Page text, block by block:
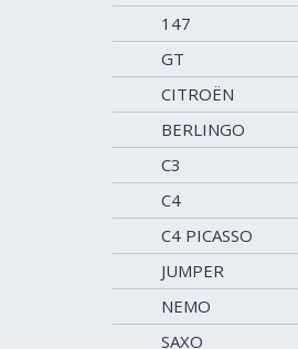
147
GT
CITROËN
BERLINGO
C3
C4
C4 PICASSO
JUMPER
NEMO
SAXO